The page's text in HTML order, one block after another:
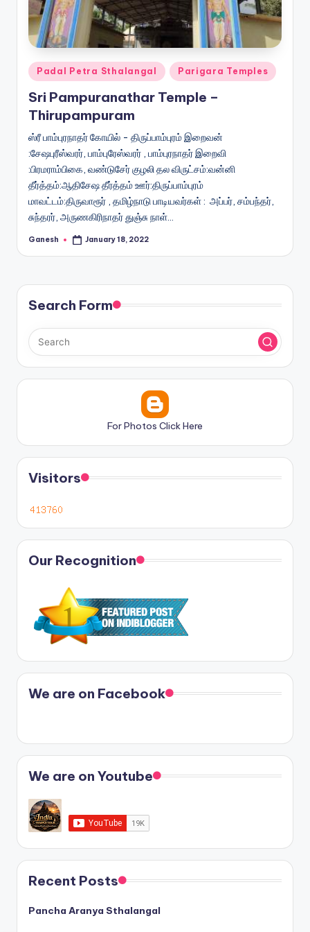
Posted
in
Padal Petra Sthalangal Parigara Temples
Sri Pampuranathar Temple –
Thirupampuram
ஸ்ரீ பாம்புரநாதர் கோயில் - திருப்பாம்புரம் இறைவன்
:சேஷபுரீஸ்வரர், பாம்புரேஸ்வரர் , பாம்புரநாதர் இறைவி
:பிரமராம்பிகை, வண்டுசேர் குழலி தல விருட்சம்:வன்னி
தீர்த்தம்:ஆதிசேஷ தீர்த்தம் ஊர்:திருப்பாம்புரம்
மாவட்டம்:திருவாரூர் , தமிழ்நாடு பாடியவர்கள் : அப்பர், சம்பந்தர்,
சுந்தரர், அருணகிரிநாதர் துஞ்சு நாள்…
Posted
Ganesh January 18, 2022
Search Form
For Photos Click Here
Visitors
Our Recognition
We are on Facebook
We are on Youtube
Recent Posts
Pancha Aranya Sthalangal